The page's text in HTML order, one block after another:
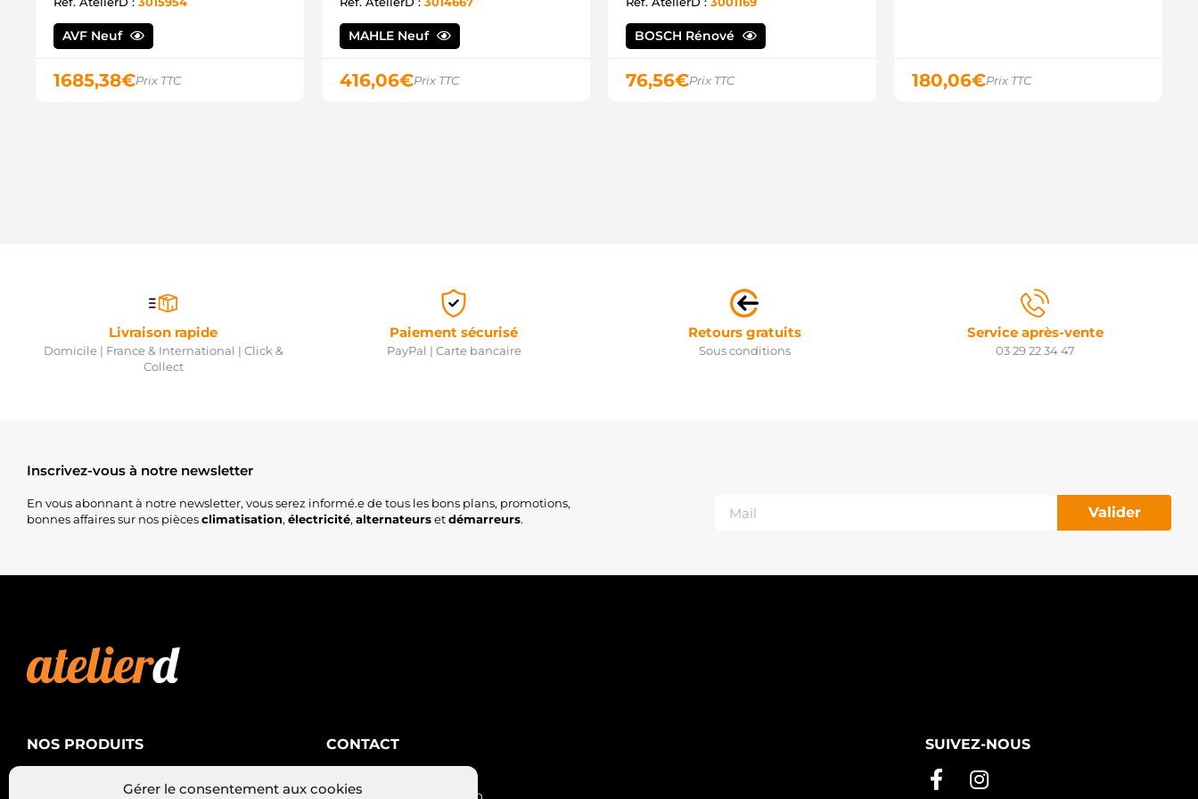
Gérer le consentement aux cookies
AVF Neuf
1685,38€Prix TTC
MAHLE Neuf
416,06€Prix TTC
BOSCH Rénové
76,56€Prix TTC 180,06€Prix TTC
Livraison rapide
Domicile | France & International | Click &
Collect
Paiement sécurisé
PayPal | Carte bancaire
Retours gratuits
Sous conditions
Service après-vente
03 29 22 34 47
Inscrivez-vous à notre newsletter
En vous abonnant à notre newsletter, vous serez informé.e de tous les bons plans, promotions,
bonnes affaires sur nos piècesclimatisation, électricité, alternateursetdémarreurs. Valider
NOS PRODUITS CONTACT
AtelierD
SUIVEZ-NOUS